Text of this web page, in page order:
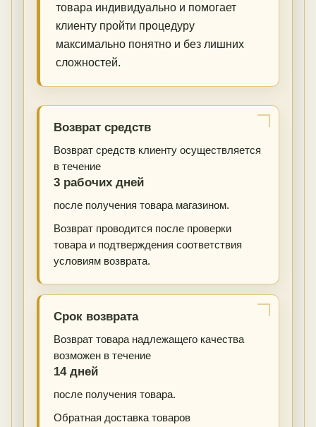
товара индивидуально и помогает
клиенту пройти процедуру
максимально понятно и без лишних
сложностей.
Возврат средств
Возврат средств клиенту осуществляется
в течение
3 рабочих дней
после получения товара магазином.
Возврат проводится после проверки
товара и подтверждения соответствия
условиям возврата.
Срок возврата
Возврат товара надлежащего качества
возможен в течение
14 дней
после получения товара.
Обратная доставка товаров